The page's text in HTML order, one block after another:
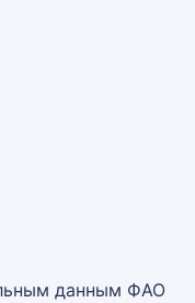
данным ФАО